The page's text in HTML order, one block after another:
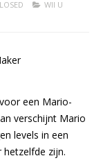
WII U
een Mario-
verschijnt Mario
levels in een
zijn.